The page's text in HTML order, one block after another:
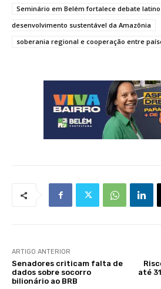
Seminário em Belém fortalece debate
desenvolvimento sustentável da Amazônia
soberania regional e cooperação entre
ARTIGO ANTERIOR
Senadores criticam falta de
dados sobre socorro
bilionário ao BRB
até